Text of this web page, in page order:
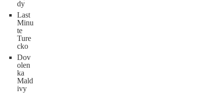
dy
Last
Minu
te
Ture
cko
Dov
olen
ka
Mald
ivy